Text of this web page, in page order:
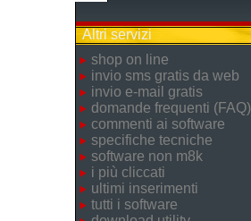
Altri servizi
shop on line
invio sms gratis da web
invio e-mail gratis
domande frequenti (FAQ)
commenti ai software
specifiche tecniche
software non m8k
i più cliccati
ultimi inserimenti
tutti i software